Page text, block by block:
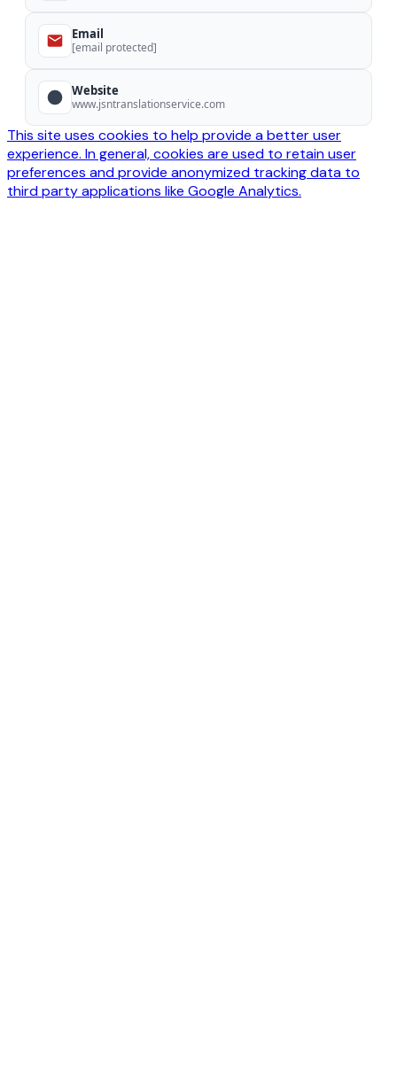
Email
[email protected]
Website
www.jsntranslationservice.com
This site uses cookies to help provide a better user
experience. In general, cookies are used to retain user
preferences and provide anonymized tracking data to
third party applications like Google Analytics.